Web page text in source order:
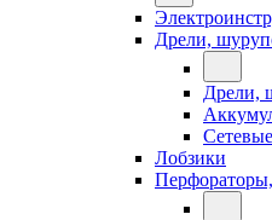
Дрели,
Дрели,
Сетевые
Лобзики